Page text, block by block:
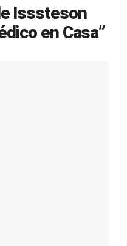
Isssteson
en Casa”